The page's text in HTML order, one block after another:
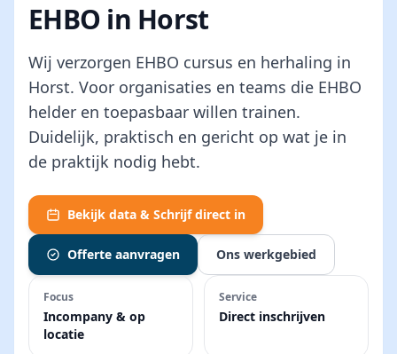
EHBO in Horst
Wij verzorgen EHBO cursus en herhaling in
Horst. Voor organisaties en teams die EHBO
helder en toepasbaar willen trainen.
Duidelijk, praktisch en gericht op wat je in
de praktijk nodig hebt.
Bekijk data & Schrijf direct in
Offerte aanvragen Ons werkgebied
Focus
Incompany & op
locatie
Service
Direct inschrijven